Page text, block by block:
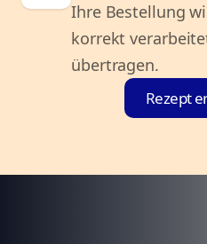
Ihre Bestellung
korrekt
übertragen.
Rezept